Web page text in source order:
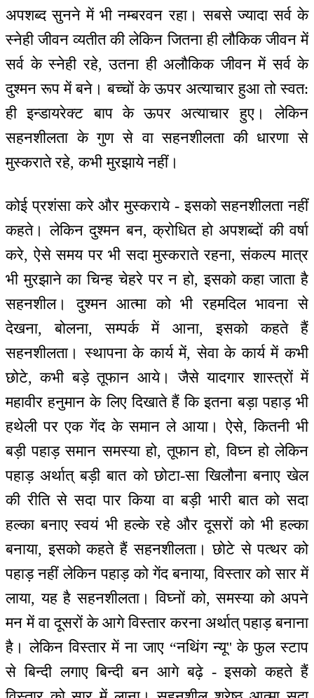
अपशब्द सुनने में भी नम्बरवन रहा। सबसे ज्यादा सर्व के
स्नेही जीवन व्यतीत की लेकिन जितना ही लौकिक जीवन में
सर्व के स्नेही रहे, उतना ही अलौकिक जीवन में सर्व के
दुश्मन रूप में बने। बच्चों के ऊपर अत्याचार हुआ तो स्वत:
ही इन्डायरेक्ट बाप के ऊपर अत्याचार हुए। लेकिन
सहनशीलता के गुण से वा सहनशीलता की धारणा से
मुस्कराते रहे, कभी मुरझाये नहीं।
कोई प्रशंसा करे और मुस्कराये - इसको सहनशीलता नहीं
कहते। लेकिन दुश्मन बन, क्रोधित हो अपशब्दों की वर्षा
करे, ऐसे समय पर भी सदा मुस्कराते रहना, संकल्प मात्र
भी मुरझाने का चिन्ह चेहरे पर न हो, इसको कहा जाता है
सहनशील। दुश्मन आत्मा को भी रहमदिल भावना से
देखना, बोलना, सम्पर्क में आना, इसको कहते हैं
सहनशीलता। स्थापना के कार्य में, सेवा के कार्य में कभी
छोटे, कभी बड़े तूफान आये। जैसे यादगार शास्त्रों में
महावीर हनुमान के लिए दिखाते हैं कि इतना बड़ा पहाड़ भी
हथेली पर एक गेंद के समान ले आया। ऐसे, कितनी भी
बड़ी पहाड़ समान समस्या हो, तूफान हो, विघ्न हो लेकिन
पहाड़ अर्थात् बड़ी बात को छोटा-सा खिलौना बनाए खेल
की रीति से सदा पार किया वा बड़ी भारी बात को सदा
हल्का बनाए स्वयं भी हल्के रहे और दूसरों को भी हल्का
बनाया, इसको कहते हैं सहनशीलता। छोटे से पत्थर को
पहाड़ नहीं लेकिन पहाड़ को गेंद बनाया, विस्तार को सार में
लाया, यह है सहनशीलता। विघ्नों को, समस्या को अपने
मन में वा दूसरों के आगे विस्तार करना अर्थात् पहाड़ बनाना
है। लेकिन विस्तार में ना जाए “नथिंग न्यू'' के फुल स्टाप
से बिन्दी लगाए बिन्दी बन आगे बढ़े - इसको कहते हैं